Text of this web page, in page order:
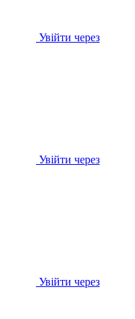
Увійти через
Увійти через
Увійти через